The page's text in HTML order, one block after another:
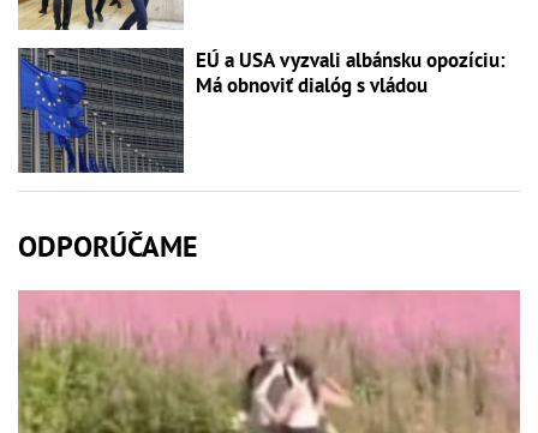
EÚ a USA vyzvali albánsku opozíciu:
Má obnoviť dialóg s vládou
ODPORÚČAME